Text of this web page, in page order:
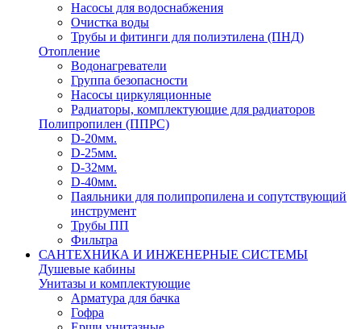
Насосы для водоснабжения
Очистка воды
Трубы и фитинги для полиэтилена (ПНД)
Отопление
Водонагреватели
Группа безопасности
Насосы циркуляционные
Радиаторы, комплектующие для радиаторов
Полипропилен (ППРС)
D-20мм.
D-25мм.
D-32мм.
D-40мм.
Паяльники для полипропилена и сопутствующий
инструмент
Трубы ПП
Фильтра
САНТЕХНИКА И ИНЖЕНЕРНЫЕ СИСТЕМЫ
Душевые кабины
Унитазы и комплектующие
Арматура для бачка
Гофра